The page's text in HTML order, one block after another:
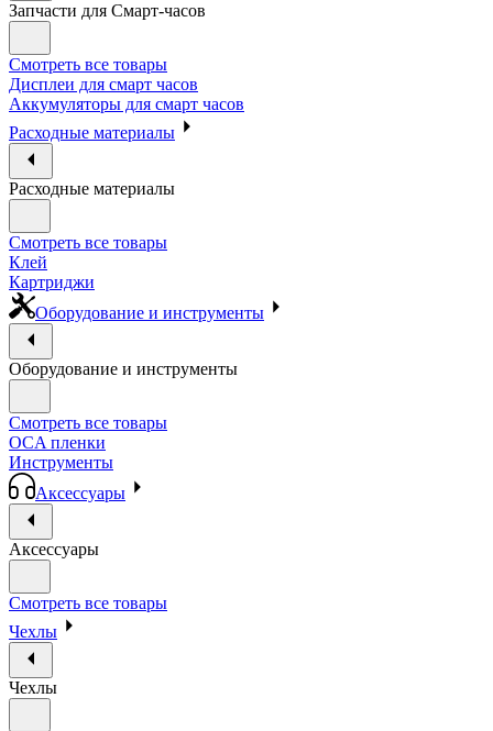
Запчасти для Смарт-часов
Смотреть все товары
Дисплеи для смарт часов
Аккумуляторы для смарт часов
Расходные материалы
Расходные материалы
Смотреть все товары
Клей
Картриджи
Оборудование и инструменты
Оборудование и инструменты
Смотреть все товары
OCA пленки
Инструменты
Аксессуары
Аксессуары
Смотреть все товары
Чехлы
Чехлы